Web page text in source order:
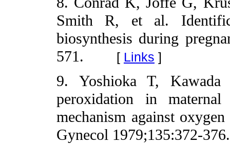
Smith R, et al.
biosynthesis during
571.
[ Links ]
9. Yoshioka T,
peroxidation in
mechanism against
Gynecol 1979;135:372-